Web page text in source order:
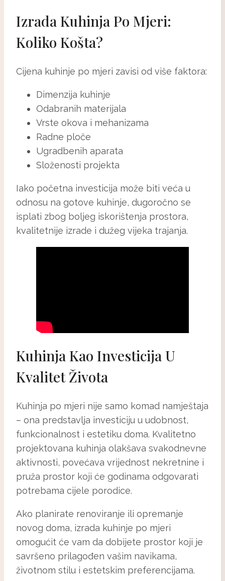
Izrada Kuhinja Po Mjeri:
Koliko Košta?
Cijena kuhinje po mjeri zavisi od više faktora:
Dimenzija kuhinje
Odabranih materijala
Vrste okova i mehanizama
Radne ploče
Ugradbenih aparata
Složenosti projekta
Iako početna investicija može biti veća u
odnosu na gotove kuhinje, dugoročno se
isplati zbog boljeg iskorištenja prostora,
kvalitetnije izrade i dužeg vijeka trajanja.
Kuhinja Kao Investicija U
Kvalitet Života
Kuhinja po mjeri nije samo komad namještaja
– ona predstavlja investiciju u udobnost,
funkcionalnost i estetiku doma. Kvalitetno
projektovana kuhinja olakšava svakodnevne
aktivnosti, povećava vrijednost nekretnine i
pruža prostor koji će godinama odgovarati
potrebama cijele porodice.
Ako planirate renoviranje ili opremanje
novog doma, izrada kuhinje po mjeri
omogućit će vam da dobijete prostor koji je
savršeno prilagođen vašim navikama,
životnom stilu i estetskim preferencijama.